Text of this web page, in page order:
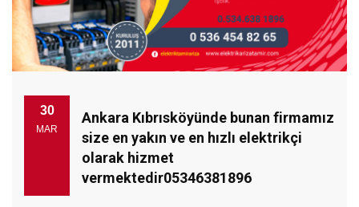
30
MAR
Ankara Kıbrısköyünde bunan firmamız
size en yakın ve en hızlı elektrikçi
olarak hizmet
vermektedir05346381896